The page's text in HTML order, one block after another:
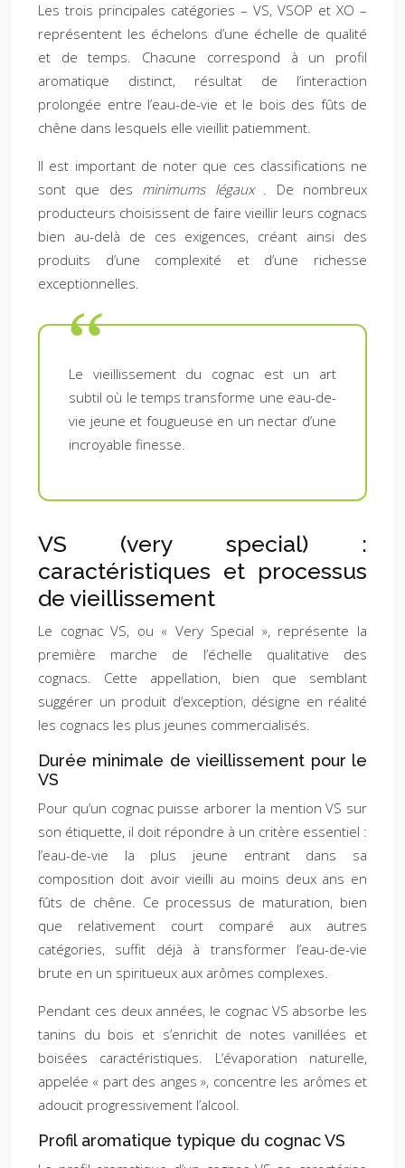
Les trois principales catégories – VS, VSOP et XO –
représentent les échelons d’une échelle de qualité
et de temps. Chacune correspond à un profil
aromatique distinct, résultat de l’interaction
prolongée entre l’eau-de-vie et le bois des fûts de
chêne dans lesquels elle vieillit patiemment.
Il est important de noter que ces classifications ne
sont que des minimums légaux . De nombreux
producteurs choisissent de faire vieillir leurs cognacs
bien au-delà de ces exigences, créant ainsi des
produits d’une complexité et d’une richesse
exceptionnelles.
Le vieillissement du cognac est un art
subtil où le temps transforme une eau-de-
vie jeune et fougueuse en un nectar d’une
incroyable finesse.
VS (very special) :
caractéristiques et processus
de vieillissement
Le cognac VS, ou « Very Special », représente la
première marche de l’échelle qualitative des
cognacs. Cette appellation, bien que semblant
suggérer un produit d’exception, désigne en réalité
les cognacs les plus jeunes commercialisés.
Durée minimale de vieillissement pour le
VS
Pour qu’un cognac puisse arborer la mention VS sur
son étiquette, il doit répondre à un critère essentiel :
l’eau-de-vie la plus jeune entrant dans sa
composition doit avoir vieilli au moins deux ans en
fûts de chêne. Ce processus de maturation, bien
que relativement court comparé aux autres
catégories, suffit déjà à transformer l’eau-de-vie
brute en un spiritueux aux arômes complexes.
Pendant ces deux années, le cognac VS absorbe les
tanins du bois et s’enrichit de notes vanillées et
boisées caractéristiques. L’évaporation naturelle,
appelée « part des anges », concentre les arômes et
adoucit progressivement l’alcool.
Profil aromatique typique du cognac VS